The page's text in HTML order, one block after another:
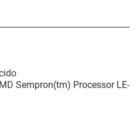
PCI IDE de doble
102 USB Device (7 GB,
(149 GB, IDE)
GH15L
OK
Sempron(tm) Processor LE-